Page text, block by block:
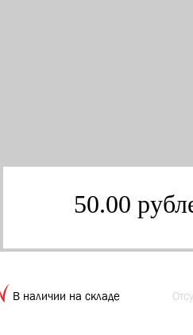
50.00
В наличии на складе